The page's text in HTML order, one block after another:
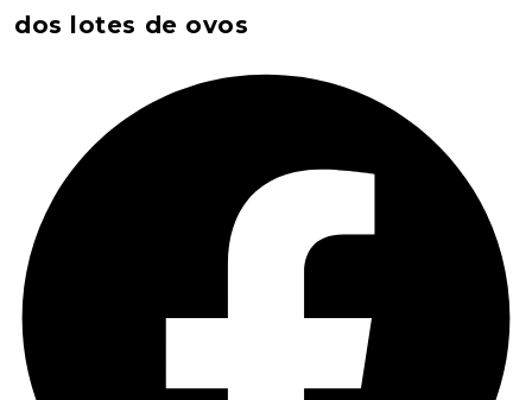
dos lotes de ovos